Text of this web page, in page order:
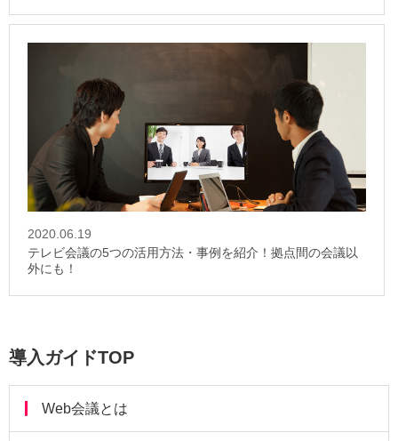
2020.06.19
テレビ会議の5つの活用方法・事例を紹介！拠点間の会議以
外にも！
導入ガイドTOP
Web会議とは